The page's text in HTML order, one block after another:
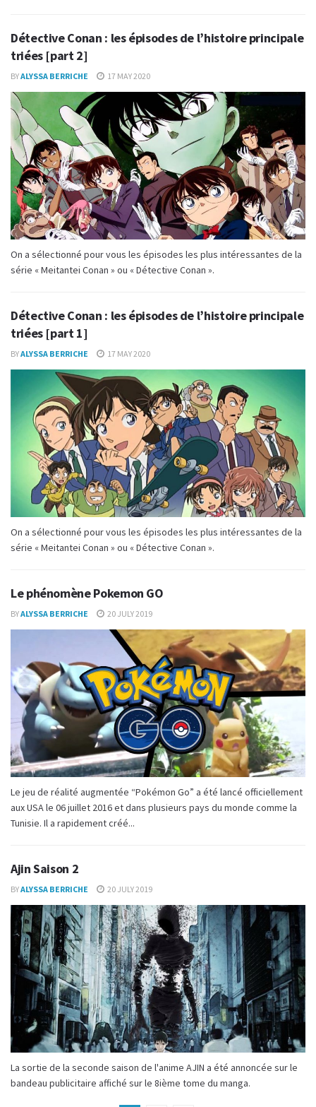
Détective Conan : les épisodes de l’histoire principale
triées [part 2]
BYALYSSA BERRICHE 17 MAY 2020
On a sélectionné pour vous les épisodes les plus intéressantes de la
série « Meitantei Conan » ou « Détective Conan ».
Détective Conan : les épisodes de l’histoire principale
triées [part 1]
BYALYSSA BERRICHE 17 MAY 2020
On a sélectionné pour vous les épisodes les plus intéressantes de la
série « Meitantei Conan » ou « Détective Conan ».
Le phénomène Pokemon GO
BYALYSSA BERRICHE 20 JULY 2019
Le jeu de réalité augmentée “Pokémon Go” a été lancé officiellement
aux USA le 06 juillet 2016 et dans plusieurs pays du monde comme la
Tunisie. Il a rapidement créé...
Ajin Saison 2
BYALYSSA BERRICHE 20 JULY 2019
La sortie de la seconde saison de l'anime AJIN a été annoncée sur le
bandeau publicitaire affiché sur le 8ième tome du manga.